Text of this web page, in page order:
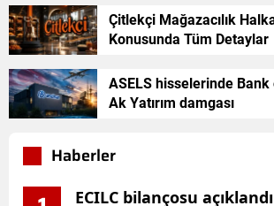
Çitlekçi Mağazacılık Halka Arz Oluyor: Arz
Konusunda Tüm Detaylar
ASELS hisselerinde
Ak Yatırım damgası
Haberler
ECILC bilançosu